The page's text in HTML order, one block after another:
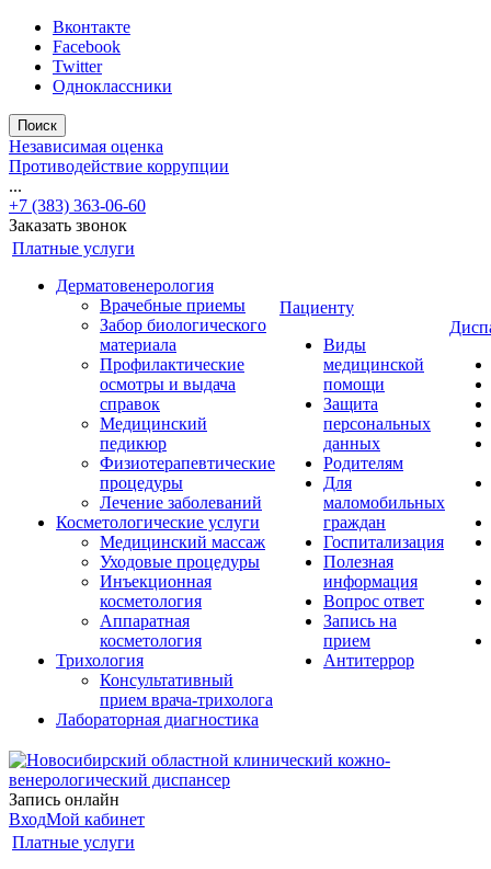
Вконтакте
Facebook
Twitter
Одноклассники
Поиск
Независимая оценка
Противодействие коррупции
...
+7 (383) 363-06-60
Заказать звонок
Платные услуги
Дерматовенерология
Врачебные приемы
Забор биологического
материала
Профилактические
осмотры и выдача
справок
Медицинский
педикюр
Физиотерапевтические
процедуры
Лечение заболеваний
Косметологические услуги
Медицинский массаж
Уходовые процедуры
Инъекционная
косметология
Аппаратная
косметология
Трихология
Консультативный
прием врача-трихолога
Лабораторная диагностика
Пациенту
Виды
медицинской
помощи
Защита
персональных
данных
Родителям
Для
маломобильных
граждан
Госпитализация
Полезная
информация
Вопрос ответ
Запись на
прием
Антитеррор
Запись онлайн
ВходМой кабинет
Платные услуги